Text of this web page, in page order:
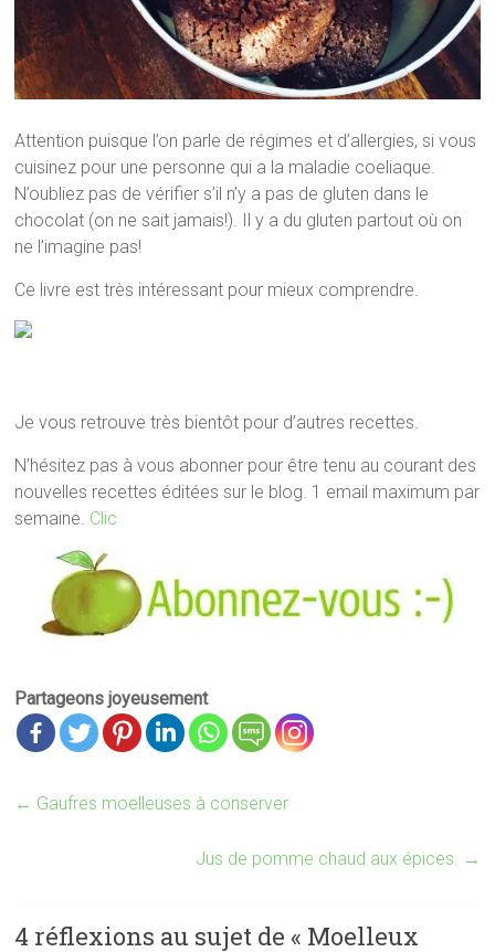
Attention puisque l’on parle de régimes et d’allergies, si vous
cuisinez pour une personne qui a la maladie coeliaque.
N’oubliez pas de vérifier s’il n’y a pas de gluten dans le
chocolat (on ne sait jamais!). Il y a du gluten partout où on
ne l’imagine pas!
Ce livre est très intéressant pour mieux comprendre.
Je vous retrouve très bientôt pour d’autres recettes.
N’hésitez pas à vous abonner pour être tenu au courant des
nouvelles recettes éditées sur le blog. 1 email maximum par
semaine. Clic
Partageons joyeusement
← Gaufres moelleuses à conserver
Jus de pomme chaud aux épices. →
4 réflexions au sujet de « Moelleux